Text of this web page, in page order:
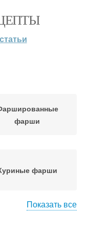
статьи
фарши
фарши
Показать все